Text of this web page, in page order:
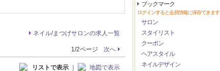
ネイル/まつげサロンの求人一覧
1/2ページ 次へ
リストで表示 ｜ 地図で表示
ブックマーク
ログインすると会員情報に保存できます
サロン
スタイリスト
クーポン
ヘアスタイル
ネイルデザイン